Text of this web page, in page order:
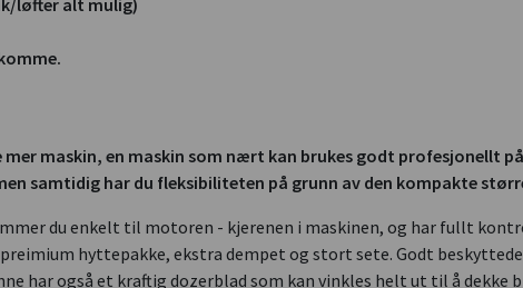
maskin, en maskin som nært kan brukes godt profesjonellt
samtidig har du fleksibiliteten på grunn av den kompakte
du enkelt til motoren - kjerenen i maskinen, og har fullt
hyttepakke, ekstra dempet og stort sete. Godt
har også et kraftig dozerblad som kan vinkles helt ut til å dekke